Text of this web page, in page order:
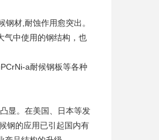
钢材,耐蚀作用愈突出。
气中使用的钢结构，也
a耐候钢板等各种
显。在美国、日本等发
钢的应用已引起国内有